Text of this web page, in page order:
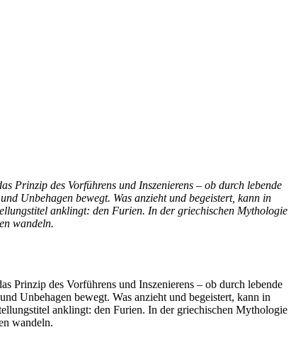
Prinzip des Vorführens und Inszenierens – ob durch lebende
Unbehagen bewegt. Was anzieht und begeistert, kann in
anklingt: den Furien. In der griechischen Mythologie
wandeln.
Prinzip des Vorführens und Inszenierens – ob durch lebende
Unbehagen bewegt. Was anzieht und begeistert, kann in
anklingt: den Furien. In der griechischen Mythologie
wandeln.